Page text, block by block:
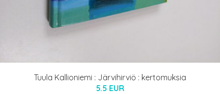
Tuula Kallioniemi : Järvihirviö : kertomuksia
5.5 EUR